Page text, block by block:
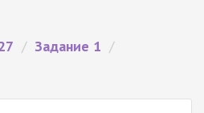
/ Задание 1 /